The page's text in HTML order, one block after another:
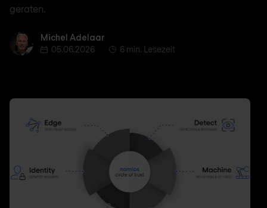
geraten.
Michel Adelaar
Michel Adelaar
05.06.2026
6 min. Lesezeit